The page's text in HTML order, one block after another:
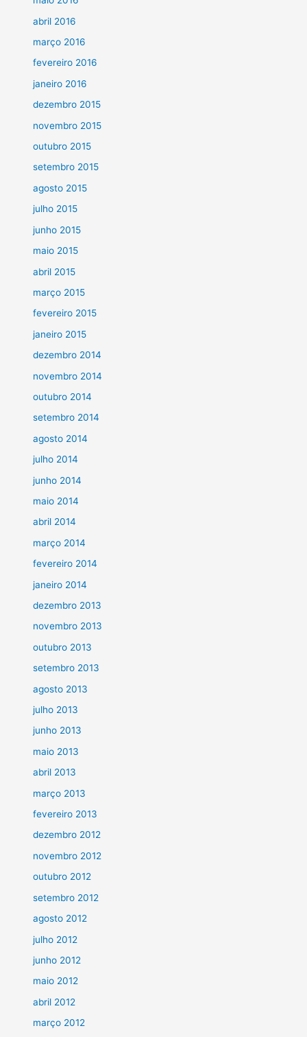
abril 2016
março 2016
fevereiro 2016
janeiro 2016
dezembro 2015
novembro 2015
outubro 2015
setembro 2015
agosto 2015
julho 2015
junho 2015
maio 2015
abril 2015
março 2015
fevereiro 2015
janeiro 2015
dezembro 2014
novembro 2014
outubro 2014
setembro 2014
agosto 2014
julho 2014
junho 2014
maio 2014
abril 2014
março 2014
fevereiro 2014
janeiro 2014
dezembro 2013
novembro 2013
outubro 2013
setembro 2013
agosto 2013
julho 2013
junho 2013
maio 2013
abril 2013
março 2013
fevereiro 2013
dezembro 2012
novembro 2012
outubro 2012
setembro 2012
agosto 2012
julho 2012
junho 2012
maio 2012
abril 2012
março 2012